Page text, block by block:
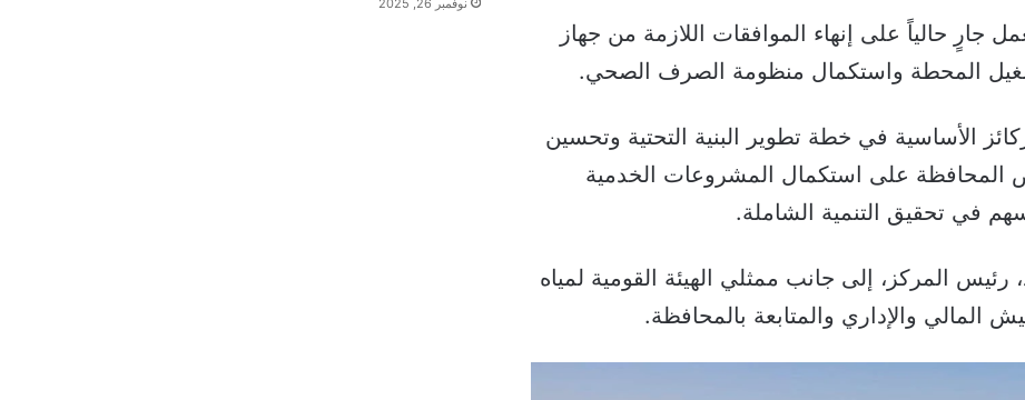
جارٍ حالياً على إنهاء الموافقات اللازمة من جهاز
المحطة واستكمال منظومة الصرف الصحي.
الأساسية في خطة تطوير البنية التحتية وتحسين
المحافظة على استكمال المشروعات الخدمية
في تحقيق التنمية الشاملة.
المركز، إلى جانب ممثلي الهيئة القومية لمياه
والإداري والمتابعة بالمحافظة.